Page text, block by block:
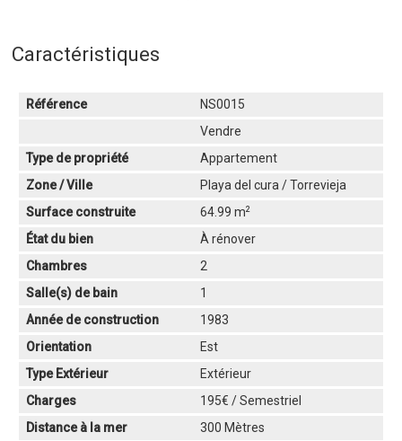
Caractéristiques
Référence
NS0015
Vendre
Type de propriété
Appartement
Zone / Ville
Playa del cura / Torrevieja
Surface construite
64.99 m2
État du bien
À rénover
Chambres
2
Salle(s) de bain
1
Année de construction
1983
Orientation
Est
Type Extérieur
Extérieur
Charges
195€ / Semestriel
Distance à la mer
300 Mètres